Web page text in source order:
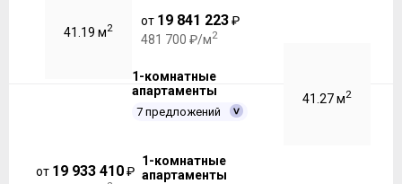
41.19 м2
от 19 841 223₽
481 700 ₽/м2
1-комнатные
апартаменты
7 предложений
41.27 м2
от 19 933 410₽
1-комнатные
апартаменты